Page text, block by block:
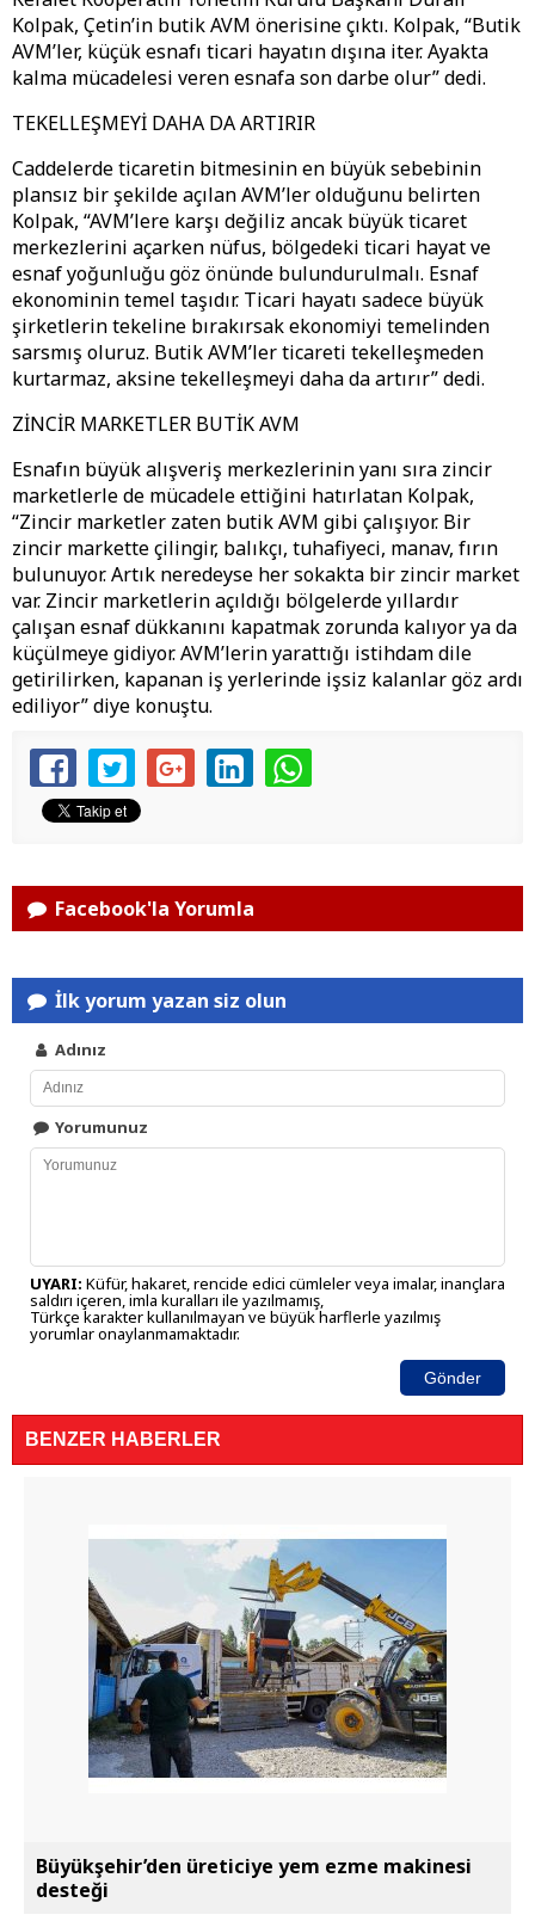
Kolpak, Çetin’in butik AVM önerisine çıktı. Kolpak, “Butik
AVM’ler, küçük esnafı ticari hayatın dışına iter. Ayakta
kalma mücadelesi veren esnafa son darbe olur” dedi.
TEKELLEŞMEYİ DAHA DA ARTIRIR
Caddelerde ticaretin bitmesinin en büyük sebebinin
plansız bir şekilde açılan AVM’ler olduğunu belirten
Kolpak, “AVM’lere karşı değiliz ancak büyük ticaret
merkezlerini açarken nüfus, bölgedeki ticari hayat ve
esnaf yoğunluğu göz önünde bulundurulmalı. Esnaf
ekonominin temel taşıdır. Ticari hayatı sadece büyük
şirketlerin tekeline bırakırsak ekonomiyi temelinden
sarsmış oluruz. Butik AVM’ler ticareti tekelleşmeden
kurtarmaz, aksine tekelleşmeyi daha da artırır” dedi.
ZİNCİR MARKETLER BUTİK AVM
Esnafın büyük alışveriş merkezlerinin yanı sıra zincir
marketlerle de mücadele ettiğini hatırlatan Kolpak,
“Zincir marketler zaten butik AVM gibi çalışıyor. Bir
zincir markette çilingir, balıkçı, tuhafiyeci, manav, fırın
bulunuyor. Artık neredeyse her sokakta bir zincir market
var. Zincir marketlerin açıldığı bölgelerde yıllardır
çalışan esnaf dükkanını kapatmak zorunda kalıyor ya da
küçülmeye gidiyor. AVM’lerin yarattığı istihdam dile
getirilirken, kapanan iş yerlerinde işsiz kalanlar göz ardı
ediliyor” diye konuştu.
Facebook'la Yorumla
İlk yorum yazan siz olun
Adınız
Yorumunuz
UYARI: Küfür, hakaret, rencide edici cümleler veya imalar, inançlara
saldırı içeren, imla kuralları ile yazılmamış,
Türkçe karakter kullanılmayan ve büyük harflerle yazılmış
yorumlar onaylanmamaktadır.
Gönder
BENZER HABERLER
Büyükşehir’den üreticiye yem ezme makinesi
desteği